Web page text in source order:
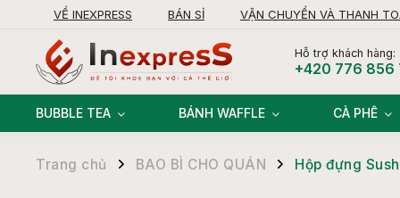
VỀ INEXPRESS BÁN SỈ VẬN CHUYỂN VÀ THANH
Hỗ trợ khách hàng:
+420 776 856
BUBBLE TEA BÁNH WAFFLE CÀ PHÊ
Trang chủ / BAO BÌ CHO QUÁN / Hộp đựng